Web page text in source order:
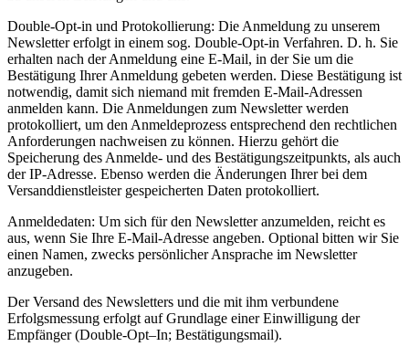
Double-Opt-in und Protokollierung: Die Anmeldung zu unserem
Newsletter erfolgt in einem sog. Double-Opt-in Verfahren. D. h. Sie
erhalten nach der Anmeldung eine E-Mail, in der Sie um die
Bestätigung Ihrer Anmeldung gebeten werden. Diese Bestätigung ist
notwendig, damit sich niemand mit fremden E-Mail-Adressen
anmelden kann. Die Anmeldungen zum Newsletter werden
protokolliert, um den Anmeldeprozess entsprechend den rechtlichen
Anforderungen nachweisen zu können. Hierzu gehört die
Speicherung des Anmelde- und des Bestätigungszeitpunkts, als auch
der IP-Adresse. Ebenso werden die Änderungen Ihrer bei dem
Versanddienstleister gespeicherten Daten protokolliert.
Anmeldedaten: Um sich für den Newsletter anzumelden, reicht es
aus, wenn Sie Ihre E-Mail-Adresse angeben. Optional bitten wir Sie
einen Namen, zwecks persönlicher Ansprache im Newsletter
anzugeben.
Der Versand des Newsletters und die mit ihm verbundene
Erfolgsmessung erfolgt auf Grundlage einer Einwilligung der
Empfänger (Double-Opt–In; Bestätigungsmail).